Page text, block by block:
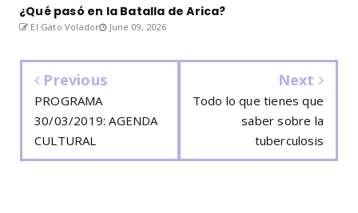
¿Qué pasó en la Batalla de Arica?
El Gato Volador June 09, 2026
Previous
PROGRAMA
30/03/2019: AGENDA
CULTURAL
Next
Todo lo que tienes que
saber sobre la
tuberculosis